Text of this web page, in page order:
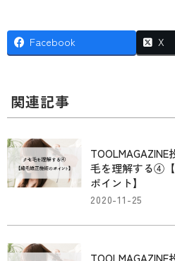
Facebook X
関連記事
TOOLMAGAZINE
毛を理解する④
ポイント】
2020-11-25
TOOLMAGAZINE